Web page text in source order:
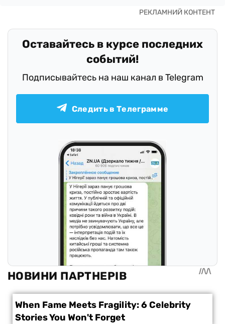
Оставайтесь в курсе последних
событий!
Подписывайтесь на наш канал в Telegram
Следить в Телеграмме